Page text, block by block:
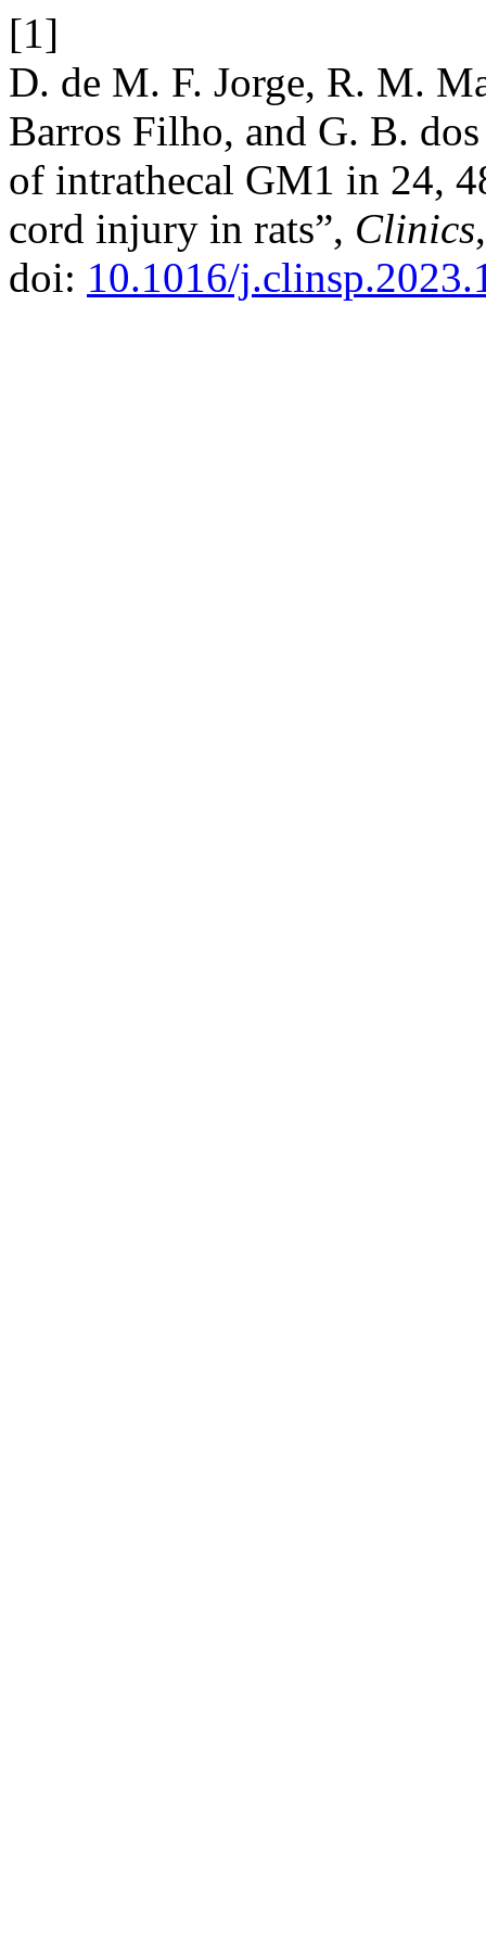
[1]
D. de M. F. Jorge, R. M.
Barros Filho, and G. B.
of intrathecal GM1 in 24,
cord injury in rats”, Clinics
doi: 10.1016/